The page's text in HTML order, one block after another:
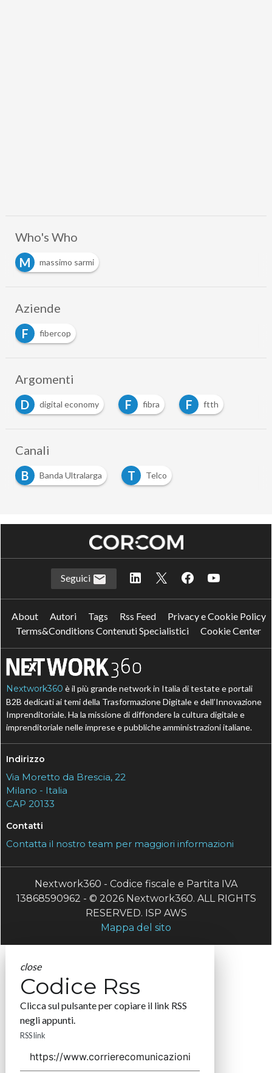
Who's Who
M
massimo sarmi
Aziende
F
fibercop
Argomenti
D
digital economy F fibra F ftth
Canali
B
Banda Ultralarga T Telco
Seguici
About Autori Tags Rss Feed
Privacy e Cookie Policy
Terms&Conditions Contenuti Specialistici
Cookie Center
Nextwork360 è il più grande network in Italia di testate e portali
B2B dedicati ai temi della Trasformazione Digitale e dell’Innovazione
Imprenditoriale. Ha la missione di diffondere la cultura digitale e
imprenditoriale nelle imprese e pubbliche amministrazioni italiane.
Indirizzo
Via Moretto da Brescia, 22
Milano - Italia
CAP 20133
Contatti
Contatta il nostro team per maggiori informazioni
Nextwork360 - Codice fiscale e Partita IVA
13868590962 - © 2026 Nextwork360. ALL RIGHTS
RESERVED. ISP AWS
Mappa del sito
close
Codice Rss
Clicca sul pulsante per copiare il link RSS
negli appunti.
RSS link